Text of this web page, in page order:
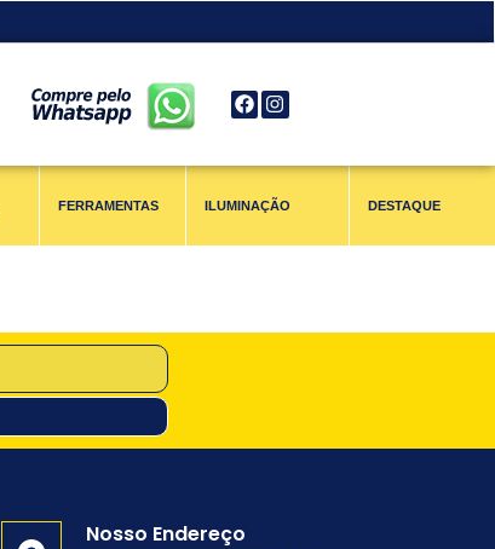
FERRAMENTAS ILUMINAÇÃO DESTAQUE
Nosso Endereço